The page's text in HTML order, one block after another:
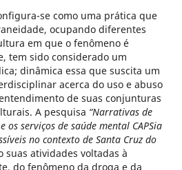
se como uma prática que
ocupando diferentes
em que o fenômeno é
tem sido considerado um
dinâmica essa que suscita um
acerca do uso e abuso
de suas conjunturas
A pesquisa “Narrativas de
os serviços de saúde mental CAPSia
no contexto de Santa Cruz do
suas atividades voltadas à
do fenômeno da droga e da